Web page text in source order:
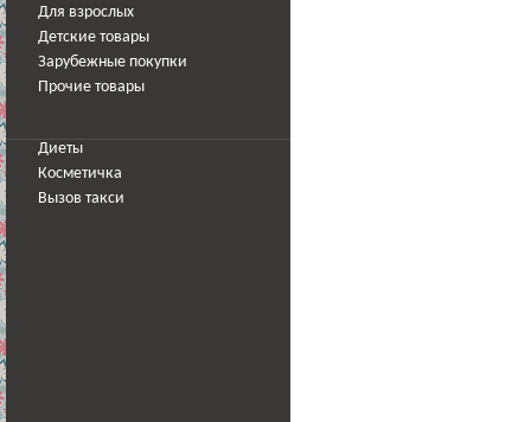
Для взрослых
Детские товары
Зарубежные покупки
Прочие товары
Диеты
Косметичка
Вызов такси